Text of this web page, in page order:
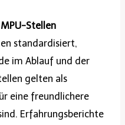
Stellen
standardisiert,
im Ablauf und der
gelten als
eine freundlichere
Erfahrungsberichte